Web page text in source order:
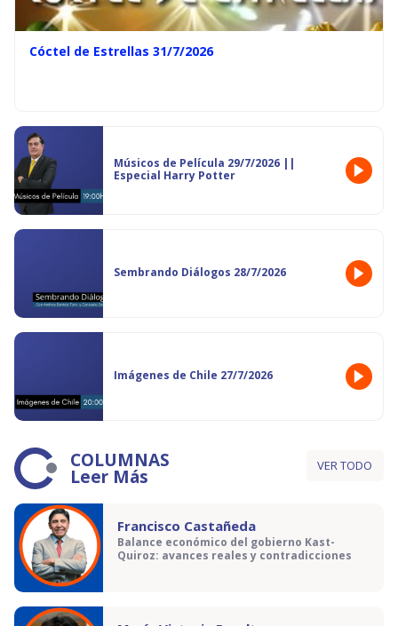
Cóctel de Estrellas 31/7/2026
Músicos de Película 29/7/2026 ||
Especial Harry Potter
Sembrando Diálogos 28/7/2026
Imágenes de Chile 27/7/2026
COLUMNAS
Leer Más VER TODO
Francisco Castañeda
Balance económico del gobierno Kast-
Quiroz: avances reales y contradicciones